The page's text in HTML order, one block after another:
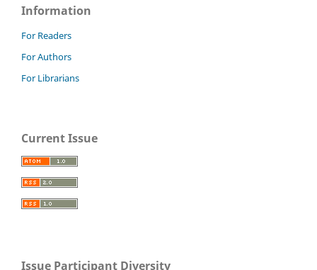
Information
For Readers
For Authors
For Librarians
Current Issue
Issue Participant Diversity